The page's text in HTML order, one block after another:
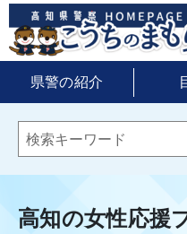
県警の紹介
高知の女性応援